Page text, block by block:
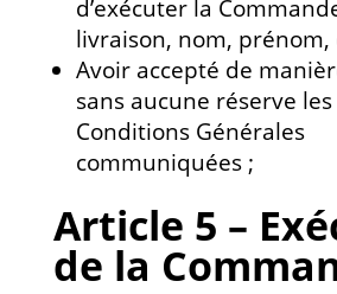
d’exécuter la
livraison, nom, prénom,
Avoir accepté de
sans aucune réserve
Conditions Générales
communiquées ;
Article 5 –
de la